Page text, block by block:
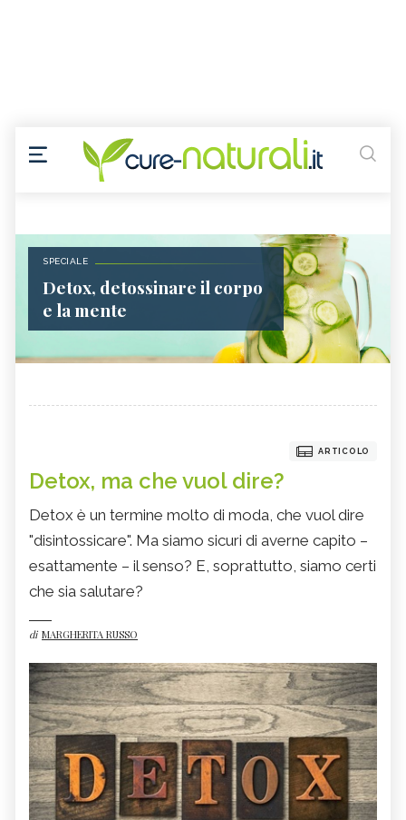
SPECIALE
Detox, detossinare il corpo
e la mente
ARTICOLO
Detox, ma che vuol dire?
Detox è un termine molto di moda, che vuol dire
"disintossicare". Ma siamo sicuri di averne capito –
esattamente – il senso? E, soprattutto, siamo certi
che sia salutare?
di MARGHERITA RUSSO